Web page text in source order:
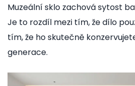
Muzeální sklo zachová sytost
Je to rozdíl mezi tím, že dílo
tím, že ho skutečně
generace.